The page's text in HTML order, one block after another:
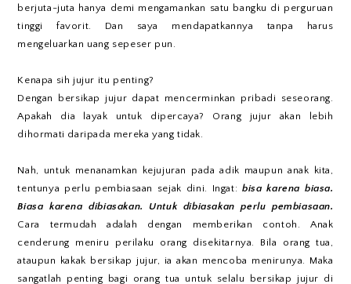
berjuta-juta hanya demi mengamankan satu bangku di perguruan
tinggi favorit. Dan saya mendapatkannya tanpa harus
mengeluarkan uang sepeser pun.
Kenapa sih jujur itu penting?
Dengan bersikap jujur dapat mencerminkan pribadi seseorang.
Apakah dia layak untuk dipercaya? Orang jujur akan lebih
dihormati daripada mereka yang tidak.
Nah, untuk menanamkan kejujuran pada adik maupun anak kita,
tentunya perlu pembiasaan sejak dini. Ingat:bisa karena biasa.
Biasa karena dibiasakan. Untuk dibiasakan perlu pembiasaan.
Cara termudah adalah dengan memberikan contoh. Anak
cenderung meniru perilaku orang disekitarnya. Bila orang tua,
ataupun kakak bersikap jujur, ia akan mencoba menirunya. Maka
sangatlah penting bagi orang tua untuk selalu bersikap jujur di